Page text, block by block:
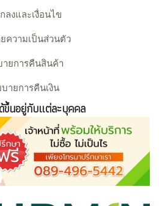
ลงและเงื่อนไข
ความเป็นส่วนตัว
ายการคืนสินค้า
ายการคืนเงิน
ขึ้นอยู่กับแต่ละบุคคล